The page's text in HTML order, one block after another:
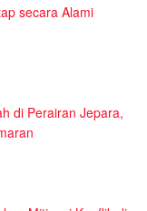
secara Alami
di Perairan Jepara,